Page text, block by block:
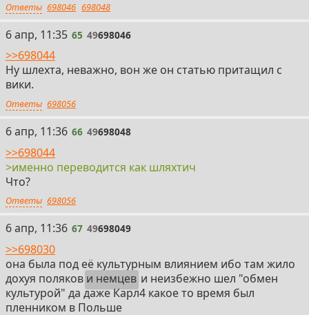
Ответы 698046 698048
65
6 апр, 11:35 65 49698046
>>698044
Ну шлехта, неважно, вон же он статью притащил с
вики.
Ответы 698056
66
6 апр, 11:36 66 49698048
>>698044
>именно переводится как шляхтич
Что?
Ответы 698056
67
6 апр, 11:36 67 49698049
>>698030
она была под её культурным влиянием ибо там жило
дохуя поляков и немцев и неизбежно шел "обмен
культурой" да даже Карл4 какое то время был
пленником в Польше